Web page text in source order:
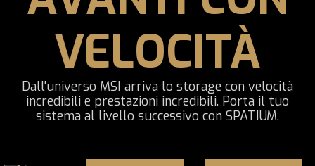
VELOCITÀ
Dall'universo MSI arriva lo storage con velocità
incredibili e prestazioni incredibili. Porta il tuo
sistema al livello successivo con SPATIUM.